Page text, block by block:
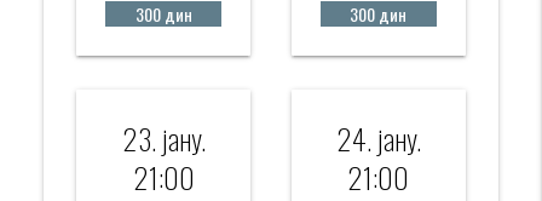
300 дин 300 дин
23. јанy.
21:00
24. јанy.
21:00